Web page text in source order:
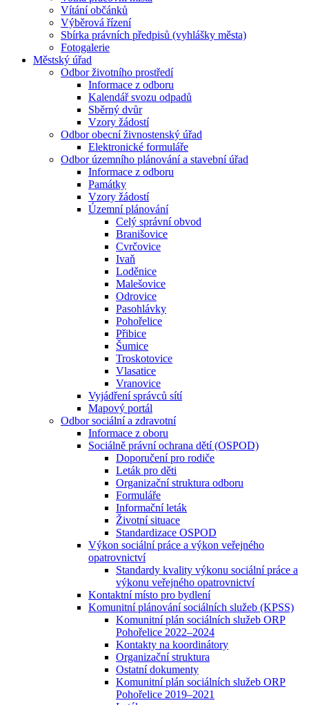
Vítání občánků
Výběrová řízení
Sbírka právních předpisů (vyhlášky města)
Fotogalerie
Městský úřad
Odbor životního prostředí
Informace z odboru
Kalendář svozu odpadů
Sběrný dvůr
Vzory žádostí
Odbor obecní živnostenský úřad
Elektronické formuláře
Odbor územního plánování a stavební úřad
Informace z odboru
Památky
Vzory žádostí
Územní plánování
Celý správní obvod
Branišovice
Cvrčovice
Ivaň
Loděnice
Malešovice
Odrovice
Pasohlávky
Pohořelice
Přibice
Šumice
Troskotovice
Vlasatice
Vranovice
Vyjádření správců sítí
Mapový portál
Odbor sociální a zdravotní
Informace z oboru
Sociálně právní ochrana dětí (OSPOD)
Doporučení pro rodiče
Leták pro děti
Organizační struktura odboru
Formuláře
Informační leták
Životní situace
Standardizace OSPOD
Výkon sociální práce a výkon veřejného
opatrovnictví
Standardy kvality výkonu sociální práce a
výkonu veřejného opatrovnictví
Kontaktní místo pro bydlení
Komunitní plánování sociálních služeb (KPSS)
Komunitní plán sociálních služeb ORP
Pohořelice 2022–2024
Kontakty na koordinátory
Organizační struktura
Ostatní dokumenty
Komunitní plán sociálních služeb ORP
Pohořelice 2019–2021